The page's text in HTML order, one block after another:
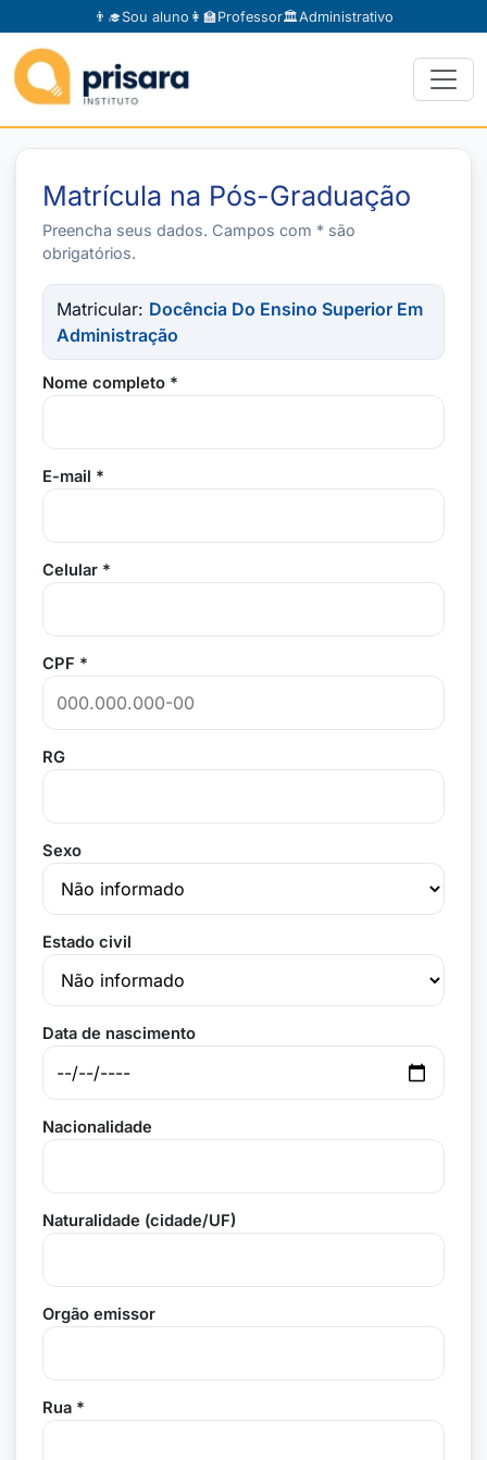
👨‍🎓Sou aluno 👩‍🏫Professor🏛️Administrativo
Matrícula na Pós-Graduação
Preencha seus dados. Campos com * são
obrigatórios.
Matricular: Docência Do Ensino Superior Em
Administração
Nome completo *
E-mail *
Celular *
CPF *
RG
Sexo
Estado civil
Data de nascimento
Nacionalidade
Naturalidade (cidade/UF)
Orgão emissor
Rua *